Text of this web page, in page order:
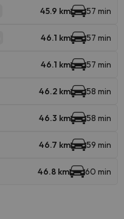
45.9 km 57 min
46.1 km 57 min
46.1 km 57 min
46.2 km 58 min
46.3 km 58 min
46.7 km 59 min
46.8 km 60 min